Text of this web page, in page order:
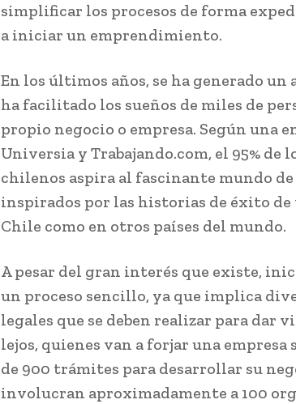
simplificar los procesos de forma
a iniciar un emprendimiento.
En los últimos años, se ha generado
ha facilitado los sueños de miles de
propio negocio o empresa. Según una
Universia y Trabajando.com, el 95% de
chilenos aspira al fascinante mundo
inspirados por las historias de éxito
Chile como en otros países del mundo.
A pesar del gran interés que existe,
un proceso sencillo, ya que implica
legales que se deben realizar para dar
lejos, quienes van a forjar una empresa
de 900 trámites para desarrollar su
involucran aproximadamente a 100